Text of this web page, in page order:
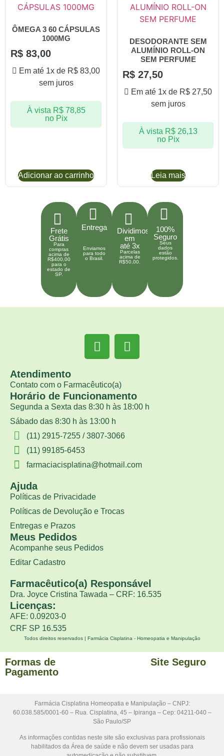
ÔMEGA 3 60 CÁPSULAS
1000MG
R$ 83,00
Em até 1x de R$ 83,00
sem juros
À vista R$78,85
no Pix
Adicionar ao carrinho
DESODORANTE SEM
ALUMÍNIO ROLL-ON
SEM PERFUME
R$ 27,50
Em até 1x de R$ 27,50
sem juros
À vista R$26,13
no Pix
Leia mais
Frete
Grátis
Para
compras
acima de
R$400,00
para o
estado de
SP.
Entrega
Enviamos
para todo
o Brasil.
Dividimos
em
até 3x
Parcelas
acima de
R$50,00.
100%
Seguro
Seus
dados
estão
protegidos.
Atendimento
Contato com o Farmacêutico(a)
Horário de Funcionamento
Segunda a Sexta das 8:30 h às 18:00 h
Sábado das 8:30 h às 13:00 h
(11) 2915-7255 / 3807-3066
(11) 99185-6453
farmaciacisplatina@hotmail.com
Ajuda
Políticas de Privacidade
Políticas de Devolução e Trocas
Entregas e Prazos
Meus Pedidos
Acompanhe seus Pedidos
Editar Cadastro
Farmacêutico(a) Responsável
Dra. Joyce Cristina Tawada – CRF: 16.535
Licenças:
AFE: 0.09203-0
CRF SP 16.535
Todos direitos reservados | Farmácia Cisplatina - Homeopatia e Manipulação
Formas de
Pagamento
Site Seguro
Farmácia Cisplatina Homeopatia e Manipulação – CNPJ:
60.038.585/0001-60 – Rua. Cisplatina, 45 – Ipiranga – Cep: 04211-040 –
São Paulo/SP
As informações contidas neste site são exclusivas para profissionais
habilitados da Área de saúde e não devem ser usadas para